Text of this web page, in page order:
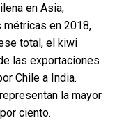
en Asia,
en 2018,
total, el kiwi
las exportaciones
Chile a India.
la mayor
ciento.